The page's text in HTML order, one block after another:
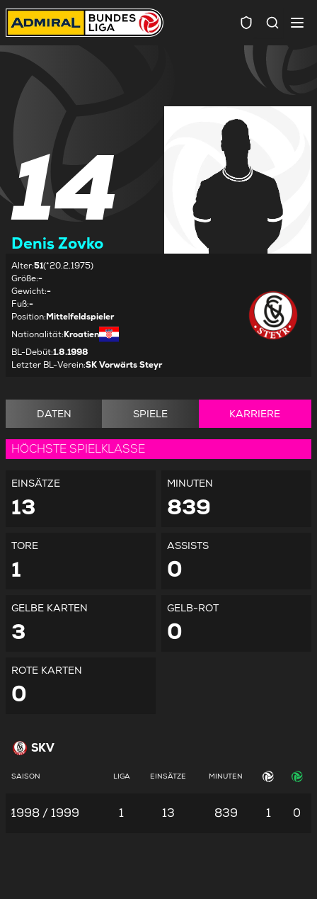
14
Denis Zovko
Alter:51(*20.2.1975)
Größe:-
Gewicht:-
Fuß:-
Position:Mittelfeldspieler
Nationalität:Kroatien
BL-Debüt:1.8.1998
Letzter BL-Verein:SK Vorwärts Steyr
DATEN SPIELE KARRIERE
HÖCHSTE SPIELKLASSE
EINSÄTZE
13
MINUTEN
839
TORE
1
ASSISTS
0
GELBE KARTEN
3
GELB-ROT
0
ROTE KARTEN
0
SKV
SAISON LIGA EINSÄTZE MINUTEN
1998 / 1999 1 13 839 1 0